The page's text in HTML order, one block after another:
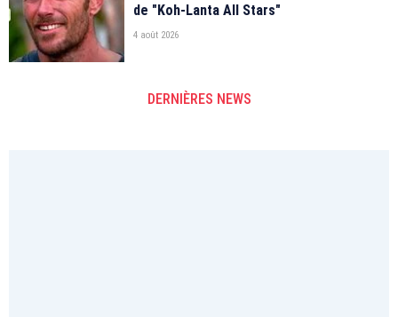
de "Koh-Lanta All Stars"
4 août 2026
DERNIÈRES NEWS